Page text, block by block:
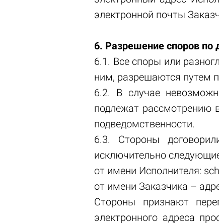
электронной почты
6. Разрешение споров по
6.1. Все споры или
ним, разрешаются путем
6.2. В случае
подлежат рассмотрению
подведомственности.
6.3. Стороны
исключительно
от имени Исполнителя:
от имени Заказчика –
Стороны признают
электронного адреса